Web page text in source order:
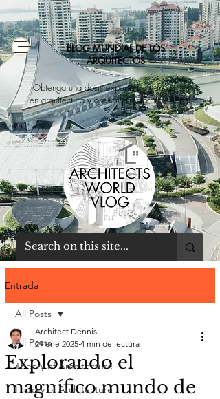
BLOG MUNDIAL DE LOS
ARQUITECTOS
Obtenga una dosis experta de educación
en arquitectura y asesoramiento profesional
Entrada
All Posts
Theory of Architecture
History of Architecture
All Posts
Explorando el
magnífico mundo de
Architect Dennis
29 ene 2025 4 min de lectura